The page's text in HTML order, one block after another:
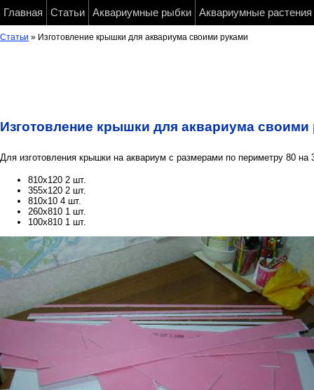
Главная Статьи Аквариумные рыбки Аквариумные растения
Статьи » Изготовление крышки для аквариума своими руками
Изготовление крышки для аквариума своими
Для изготовления крышки на аквариум с размерами по периметру 80
810х120 2 шт.
355х120 2 шт.
810х10 4 шт.
260х810 1 шт.
100х810 1 шт.